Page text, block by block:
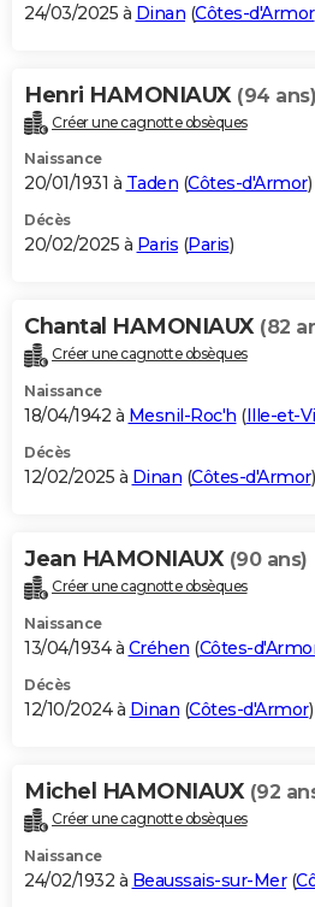
24/03/2025 à Dinan (Côtes-d'Armor
Henri HAMONIAUX (94 ans)
Créer une cagnotte obsèques
Naissance
20/01/1931 à Taden (Côtes-d'Armor)
Décès
20/02/2025 à Paris (Paris)
Chantal HAMONIAUX (82
Créer une cagnotte obsèques
Naissance
18/04/1942 à Mesnil-Roc'h (Ille-et-
Décès
12/02/2025 à Dinan (Côtes-d'Armor)
Jean HAMONIAUX (90 ans)
Créer une cagnotte obsèques
Naissance
13/04/1934 à Créhen (Côtes-
Décès
12/10/2024 à Dinan (Côtes-d'Armor)
Michel HAMONIAUX (92
Créer une cagnotte obsèques
Naissance
24/02/1932 à Beaussais-sur-Mer(